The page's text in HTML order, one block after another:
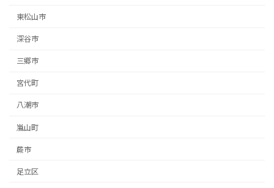
東松山市
深谷市
三郷市
宮代町
八潮市
嵐山町
蕨市
足立区